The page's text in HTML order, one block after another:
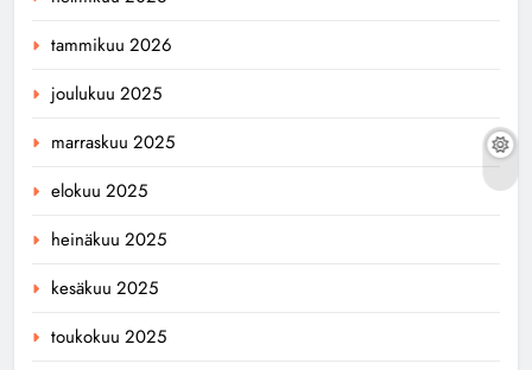
tammikuu 2026
joulukuu 2025
marraskuu 2025
elokuu 2025
heinäkuu 2025
kesäkuu 2025
toukokuu 2025